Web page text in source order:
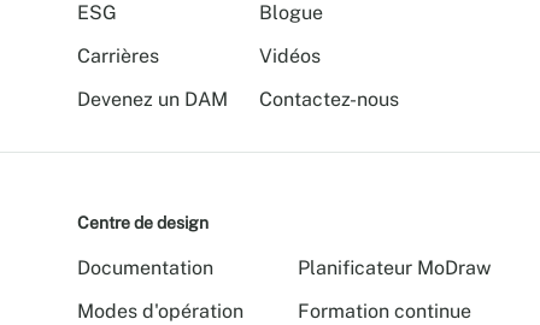
ESG
Carrières
Devenez un DAM
Blogue
Vidéos
Contactez-nous
Centre de design
Documentation
Modes d'opération
Planificateur MoDraw
Formation continue